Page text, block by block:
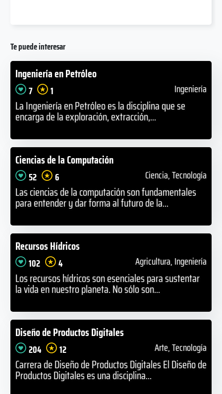
Te puede interesar
Ingeniería en Petróleo
7 1 Ingeniería
La Ingeniería en Petróleo es la disciplina que se
encarga de la exploración, extracción,...
Ciencias de la Computación
52 6 Ciencia, Tecnología
Las ciencias de la computación son fundamentales
para entender y dar forma al futuro de la...
Recursos Hídricos
102 4 Agricultura, Ingeniería
Los recursos hídricos son esenciales para sustentar
la vida en nuestro planeta. No sólo son...
Diseño de Productos Digitales
204 12 Arte, Tecnología
Carrera de Diseño de Productos Digitales El Diseño de
Productos Digitales es una disciplina...